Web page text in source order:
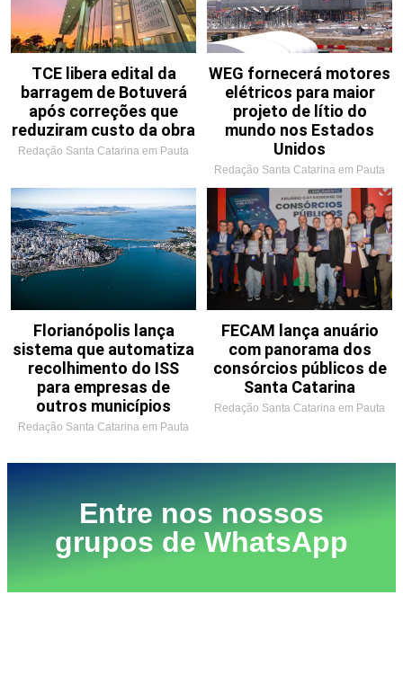
TCE libera edital da
barragem de Botuverá
após correções que
reduziram custo da obra
Redação Santa Catarina em Pauta
WEG fornecerá motores
elétricos para maior
projeto de lítio do
mundo nos Estados
Unidos
Redação Santa Catarina em Pauta
Florianópolis lança
sistema que automatiza
recolhimento do ISS
para empresas de
outros municípios
Redação Santa Catarina em Pauta
FECAM lança anuário
com panorama dos
consórcios públicos de
Santa Catarina
Redação Santa Catarina em Pauta
Entre nos nossos
grupos de WhatsApp